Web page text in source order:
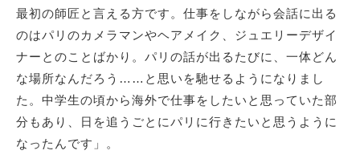
最初の師匠と言える方です。仕事をしながら会話に出る
のはパリのカメラマンやヘアメイク、ジュエリーデザイ
ナーとのことばかり。パリの話が出るたびに、一体どん
な場所なんだろう……と思いを馳せるようになりまし
た。中学生の頃から海外で仕事をしたいと思っていた部
分もあり、日を追うごとにパリに行きたいと思うように
なったんです」。